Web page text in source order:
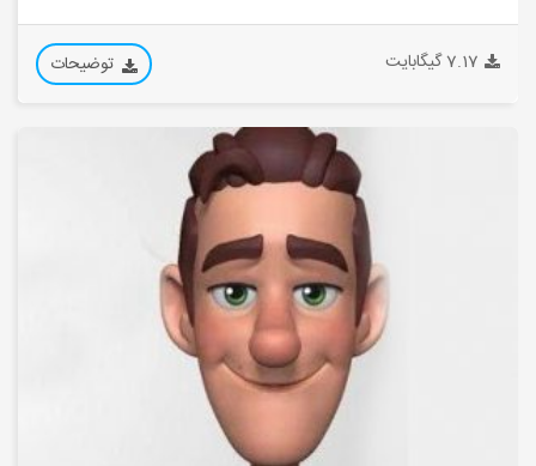
7.17 گیگابایت توضیحات